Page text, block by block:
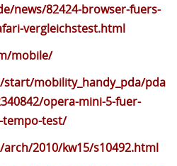
news/82424-browser-fuers-
vergleichstest.html
mobile/
mobility_handy_pda/pda
opera-mini-5-fuer-
tempo-test/
2010/kw15/s10492.html